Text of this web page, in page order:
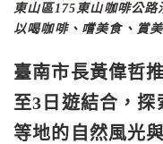
東山區175東山咖啡公
以喝咖啡、嚐美食、賞美
臺南市長黃偉哲
至3日遊結合，
等地的自然風光